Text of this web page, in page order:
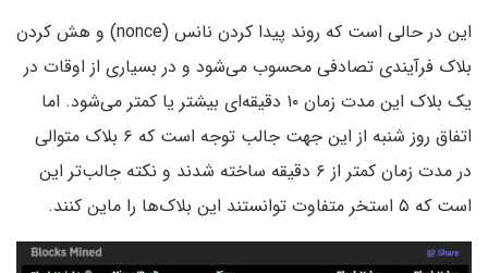
این در حالی است که روند پیدا کردن نانس (nonce) و هش کردن
بلاک فرآیندی تصادفی محسوب می‌شود و در بسیاری از اوقات در
یک بلاک این مدت زمان ۱۰ دقیقه‌ای بیشتر یا کمتر می‌شود. اما
اتفاق روز شنبه از این جهت جالب توجه است که ۶ بلاک متوالی
در مدت زمان کمتر از ۶ دقیقه ساخته شدند و نکته جالب‌تر این
است که ۵ استخر متفاوت توانستند این بلاک‌ها را ماین کنند.